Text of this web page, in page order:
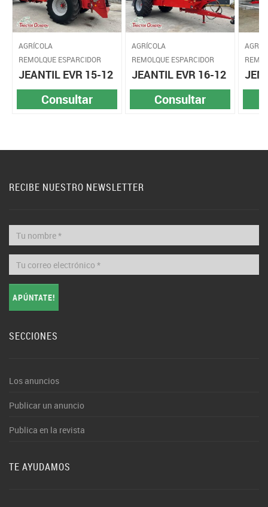
AGRÍCOLA
REMOLQUE ESPARCIDOR
JEANTIL EVR 15-12
Consultar
AGRÍCOLA
REMOLQUE ESPARCIDOR
JEANTIL EVR 16-12
Consultar
RECIBE NUESTRO NEWSLETTER
APÚNTATE!
SECCIONES
Los anuncios
Publicar un anuncio
Publica en la revista
TE AYUDAMOS